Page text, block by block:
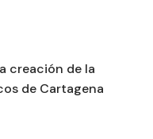
creación de la
de Cartagena